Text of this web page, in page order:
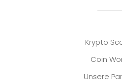
Krypto
Coin
Unsere